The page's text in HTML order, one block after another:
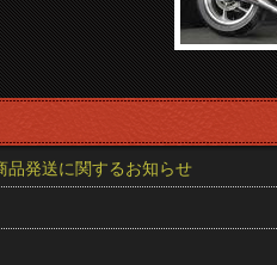
品発送に関するお知らせ